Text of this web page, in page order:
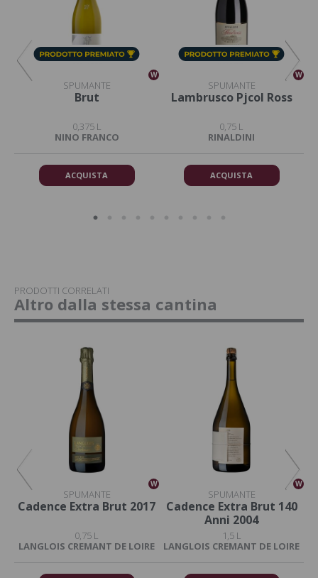
W
SPUMANTE
Brut
0,375 L
NINO FRANCO
ACQUISTA
W
SPUMANTE
Lambrusco Pjcol Ross
0,75 L
RINALDINI
ACQUISTA
PRODOTTI CORRELATI
Altro dalla stessa cantina
W
SPUMANTE
Cadence Extra Brut 2017
0,75 L
LANGLOIS CREMANT DE LOIRE
W
SPUMANTE
Cadence Extra Brut 140
Anni 2004
1,5 L
LANGLOIS CREMANT DE LOIRE